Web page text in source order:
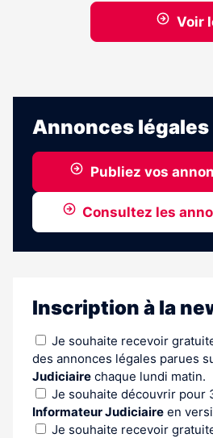
Voir
Annonces légales
Publiez vos
Consultez les
Inscription à la
Je souhaite recevoir
des annonces légales parues
Judiciaire chaque lundi matin.
Je souhaite découvrir pour
Informateur Judiciaire en
Je souhaite recevoir